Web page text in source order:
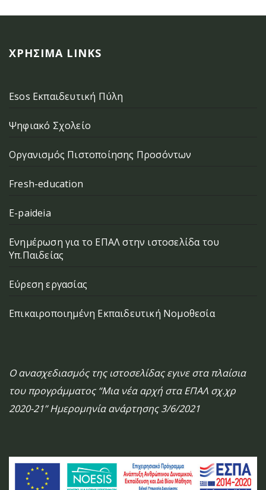
ΧΡΉΣΙΜΑ LINKS
Esos Εκπαιδευτική Πύλη
Ψηφιακό Σχολείο
Οργανισμός Πιστοποίησης Προσόντων
Fresh-education
E-paideia
Ενημέρωση για το ΕΠΑΛ στην ιστοσελίδα του
Υπ.Παιδείας
Εύρεση εργασίας
Επικαιροποιημένη Εκπαιδευτική Νομοθεσία
Ο ανασχεδιασμός της ιστοσελίδας εγινε στα πλαίσια
του προγράμματος “Μια νέα αρχή στα ΕΠΑΛ σχ.χρ
2020-21” Ημερομηνία ανάρτησης 3/6/2021